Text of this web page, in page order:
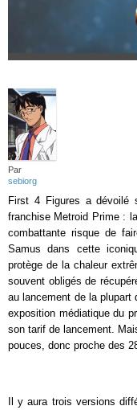
Par
sebiorg
First 4 Figures a dévoilé
franchise Metroid Prime :
combattante risque de
Samus dans cette
protège de la chaleur
souvent obligés de
au lancement de la plupart
exposition médiatique du
son tarif de lancement.
pouces, donc proche des
Il y aura trois versions